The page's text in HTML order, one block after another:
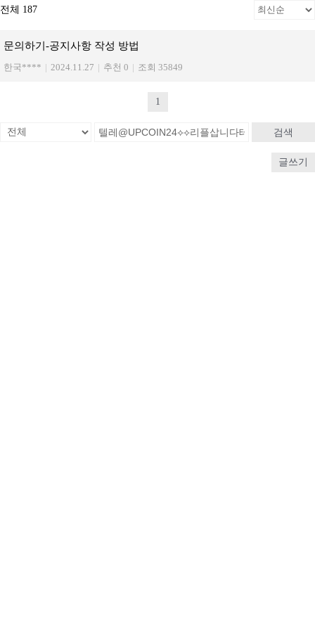
전체 187
문의하기-공지사항 작성 방법
한국**** | 2024.11.27 | 추천 0 | 조회 35849
1
검색
글쓰기